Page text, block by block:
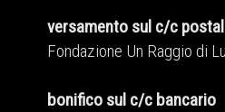
versamento sul c/c
Fondazione Un Raggio di
bonifico sul c/c bancario